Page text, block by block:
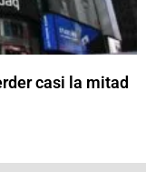
casi la mitad